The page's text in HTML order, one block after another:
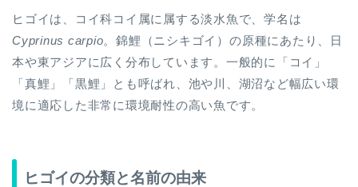
ヒゴイは、コイ科コイ属に属する淡水魚で、学名は
Cyprinus carpio。錦鯉（ニシキゴイ）の原種にあたり、日
本や東アジアに広く分布しています。一般的に「コイ」
「真鯉」「黒鯉」とも呼ばれ、池や川、湖沼など幅広い環
境に適応した非常に環境耐性の高い魚です。
ヒゴイの分類と名前の由来